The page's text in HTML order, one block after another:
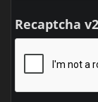
Recaptcha v2